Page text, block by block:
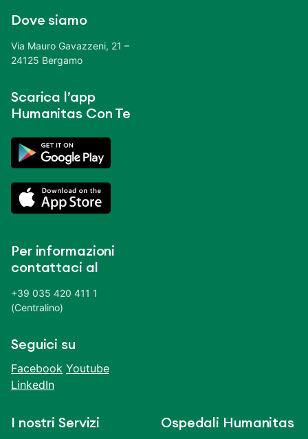
Dove siamo
Via Mauro Gavazzeni, 21 –
24125 Bergamo
Scarica l’app
Humanitas Con Te
Per informazioni
contattaci al
+39 035 420 411 1
(Centralino)
Seguici su
Facebook Youtube
LinkedIn
I nostri Servizi Ospedali Humanitas